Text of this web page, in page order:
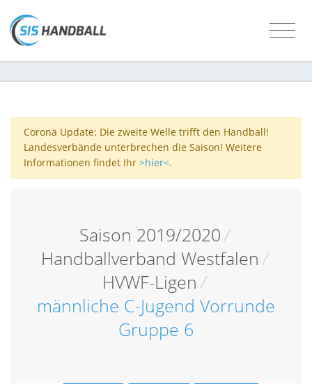
Corona Update: Die zweite Welle trifft den Handball!
Landesverbände unterbrechen die Saison! Weitere
Informationen findet Ihr >hier<.
Saison 2019/2020/
Handballverband Westfalen/
HVWF-Ligen /
männliche C-Jugend Vorrunde
Gruppe 6